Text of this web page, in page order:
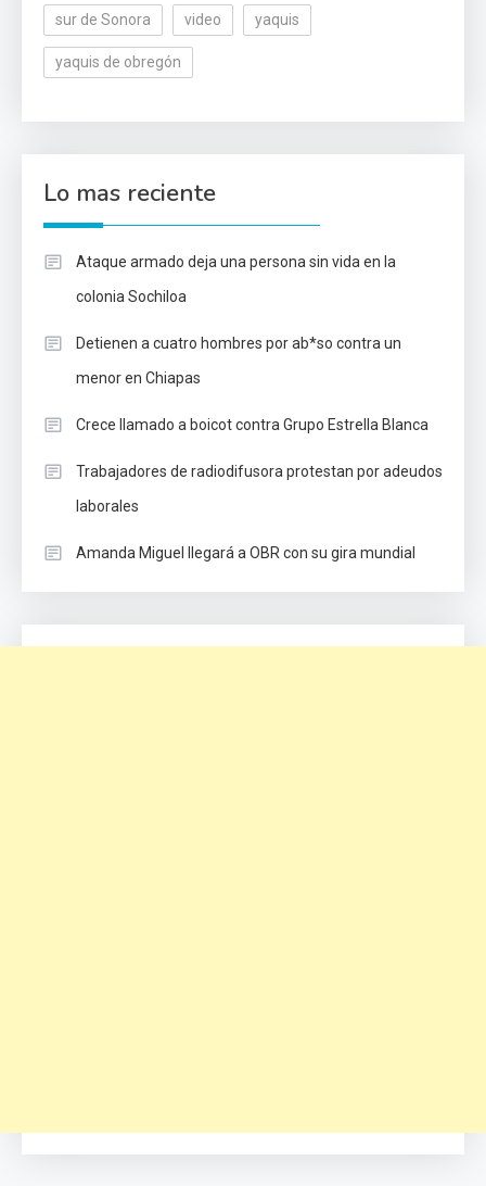
sur de Sonora video yaquis
yaquis de obregón
Lo mas reciente
Ataque armado deja una persona sin vida en la
colonia Sochiloa
Detienen a cuatro hombres por ab*so contra un
menor en Chiapas
Crece llamado a boicot contra Grupo Estrella Blanca
Trabajadores de radiodifusora protestan por adeudos
laborales
Amanda Miguel llegará a OBR con su gira mundial